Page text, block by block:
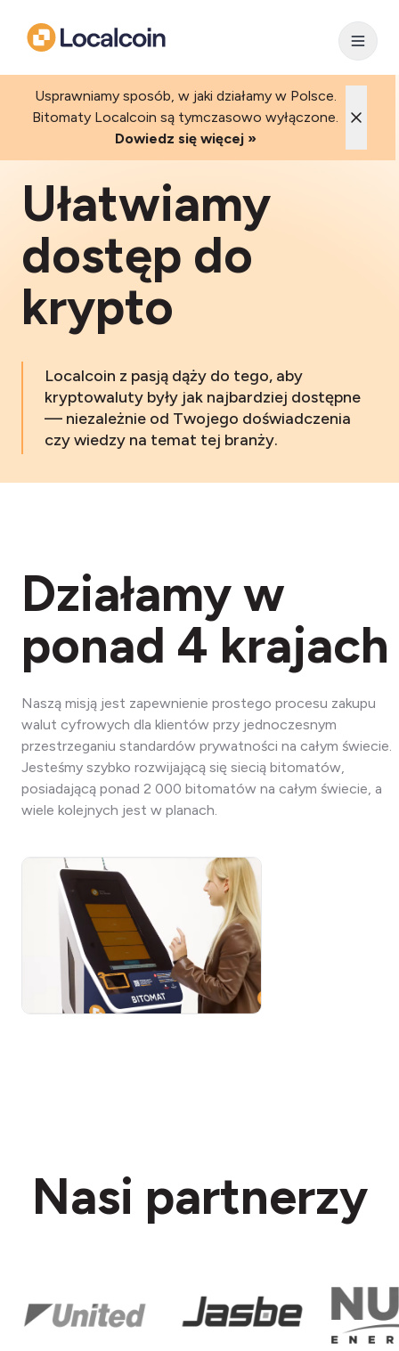
Usprawniamy sposób, w jaki działamy w Polsce.
Bitomaty Localcoin są tymczasowo wyłączone.
Dowiedz się więcej »
Ułatwiamy
dostęp do
krypto
Localcoin z pasją dąży do tego, aby
kryptowaluty były jak najbardziej dostępne
— niezależnie od Twojego doświadczenia
czy wiedzy na temat tej branży.
Działamy w
ponad 4 krajach
Naszą misją jest zapewnienie prostego procesu zakupu
walut cyfrowych dla klientów przy jednoczesnym
przestrzeganiu standardów prywatności na całym świecie.
Jesteśmy szybko rozwijającą się siecią bitomatów,
posiadającą ponad 2 000 bitomatów na całym świecie, a
wiele kolejnych jest w planach.
Nasi partnerzy